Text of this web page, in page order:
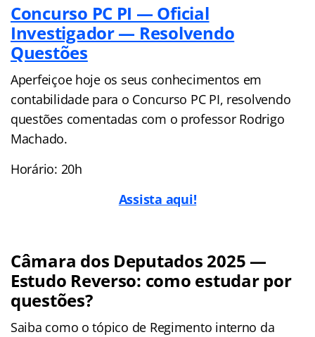
Concurso PC PI — Oficial
Investigador — Resolvendo
Questões
Aperfeiçoe hoje os seus conhecimentos em
contabilidade para o Concurso PC PI, resolvendo
questões comentadas com o professor Rodrigo
Machado.
Horário: 20h
Assista aqui!
Câmara dos Deputados 2025 —
Estudo Reverso: como estudar por
questões?
Saiba como o tópico de Regimento interno da